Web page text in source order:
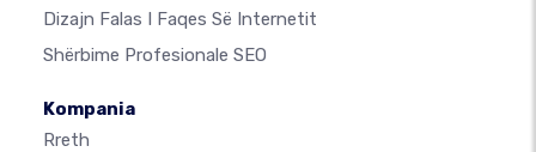
Dizajn Falas I Faqes Së Internetit
Shërbime Profesionale SEO
Kompania
Rreth